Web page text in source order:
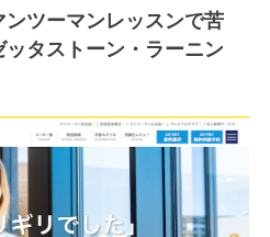
ツーマンレッスンで苦
タストーン・ラーニン